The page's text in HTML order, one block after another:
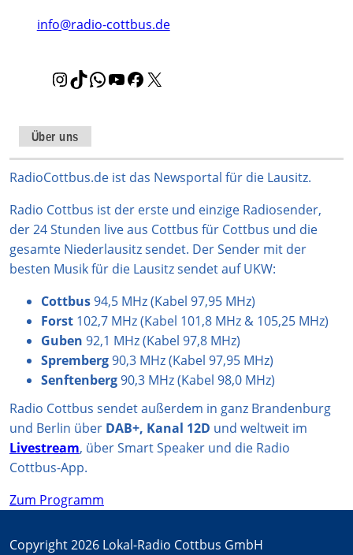
info@radio-cottbus.de
I
t
a
g
a
m
T
o
k
W
s
A
p
Y
u
b
F
b
o
k
Über uns
RadioCottbus.de ist das Newsportal für die Lausitz.
Radio Cottbus ist der erste und einzige Radiosender,
der 24 Stunden live aus Cottbus für Cottbus und die
gesamte Niederlausitz sendet. Der Sender mit der
besten Musik für die Lausitz sendet auf UKW:
Cottbus94,5 MHz (Kabel 97,95 MHz)
Forst 102,7 MHz (Kabel 101,8 MHz & 105,25 MHz)
Guben 92,1 MHz (Kabel 97,8 MHz)
Spremberg90,3 MHz (Kabel 97,95 MHz)
Senftenberg90,3 MHz (Kabel 98,0 MHz)
Radio Cottbus sendet außerdem in ganz Brandenburg
und Berlin über DAB+, Kanal 12D und weltweit im
Livestream, über Smart Speaker und die Radio
Cottbus-App.
Zum Programm
Copyright 2026 Lokal-Radio Cottbus GmbH